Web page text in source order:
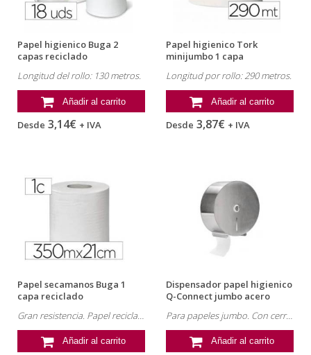
Papel higienico Buga 2
capas reciclado
Longitud del rollo: 130 metros.
Añadir al carrito
Desde 3,14€ + IVA
Papel higienico Tork
minijumbo 1 capa
Longitud por rollo: 290 metros.
Añadir al carrito
Desde 3,87€ + IVA
Papel secamanos Buga 1
capa reciclado
Añadir al carrito
Dispensador papel higienico
Q-Connect jumbo acero
Para papeles jumbo. Con cerradura.
Añadir al carrito